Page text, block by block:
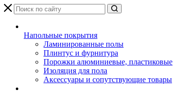
Напольные покрытия
Ламинированные полы
Плинтус и фурнитура
Порожки алюминиевые, пластиковые
Изоляция для пола
Аксессуары и сопутствующие товары